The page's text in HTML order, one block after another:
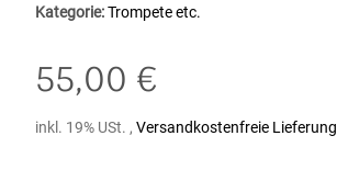
Kategorie:Trompete etc.
55,00 €
inkl. 19% USt. , Versandkostenfreie Lieferung